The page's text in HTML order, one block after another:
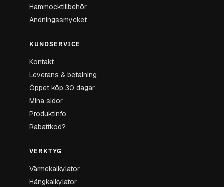
Hammocktillbehör
Andningssmycket
KUNDSERVICE
Kontakt
Leverans & betalning
Öppet köp 30 dagar
Mina sidor
Produktinfo
Rabattkod?
VERKTYG
Värmekalkylator
Hängkalkylator